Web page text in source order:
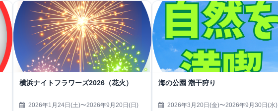
横浜ナイトフラワーズ2026（花火）
2026年1月24日(土)〜2026年9月20日(日)
海の公園 潮干狩り
2026年3月20日(金)〜2026年9月30日(水)